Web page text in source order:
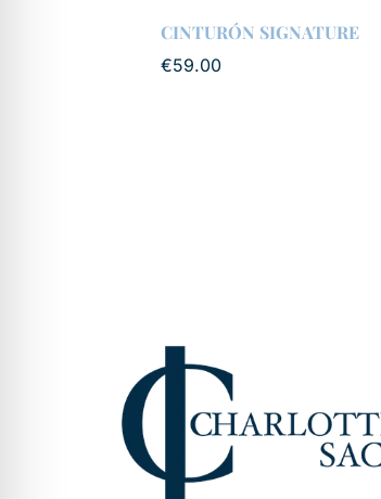
CINTURÓN SIGNATURE
€59.00